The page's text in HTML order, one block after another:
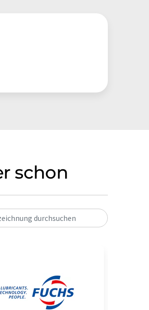
schon
durchsuchen